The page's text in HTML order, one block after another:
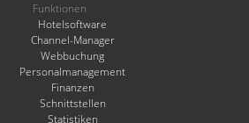
Funktionen
Hotelsoftware
Channel-Manager
Webbuchung
Personalmanagement
Finanzen
Schnittstellen
Statistiken